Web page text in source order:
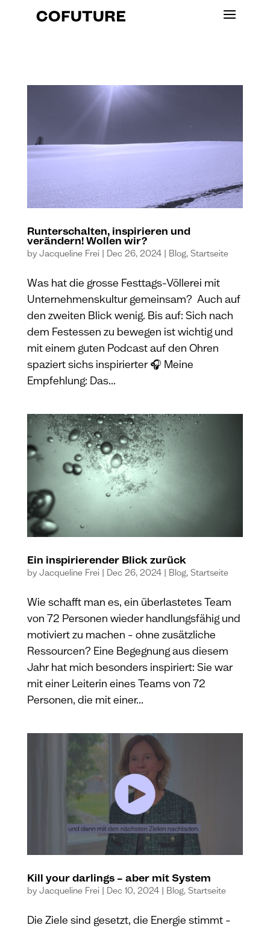
Runterschalten, inspirieren und
verändern! Wollen wir?
by Jacqueline Frei | Dec 26, 2024| Blog, Startseite
Was hat die grosse Festtags-Völlerei mit
Unternehmenskultur gemeinsam? Auch auf
den zweiten Blick wenig. Bis auf: Sich nach
dem Festessen zu bewegen ist wichtig und
mit einem guten Podcast auf den Ohren
spaziert sichs inspirierter 🎧 Meine
Empfehlung: Das...
Ein inspirierender Blick zurück
by Jacqueline Frei | Dec 26, 2024| Blog, Startseite
Wie schafft man es, ein überlastetes Team
von 72 Personen wieder handlungsfähig und
motiviert zu machen – ohne zusätzliche
Ressourcen? Eine Begegnung aus diesem
Jahr hat mich besonders inspiriert: Sie war
mit einer Leiterin eines Teams von 72
Personen, die mit einer...
Kill your darlings – aber mit System
by Jacqueline Frei | Dec 10, 2024| Blog, Startseite
Die Ziele sind gesetzt, die Energie stimmt –